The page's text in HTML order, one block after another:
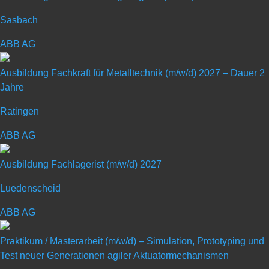
Sasbach
ABB AG
Ausbildung Fachkraft für Metalltechnik (m/w/d) 2027 – Dauer 2
Jahre
Ratingen
ABB AG
Ausbildung Fachlagerist (m/w/d) 2027
Luedenscheid
ABB AG
Praktikum / Masterarbeit (m/w/d) – Simulation, Prototyping und
Test neuer Generationen agiler Aktuatormechanismen
Fachinformatiker – Daten- und
Prozessanalyse (m/w/div.)
Standort: Lohr am Main | Startdatum: 01.09.2027
AUSBILDUNG / DUALES STUDIUM
Fachinformatiker – Daten- und
Prozessanalyse (m/w/div.) Standort: Lohr
am Main | Startdatum: 01.09.2027